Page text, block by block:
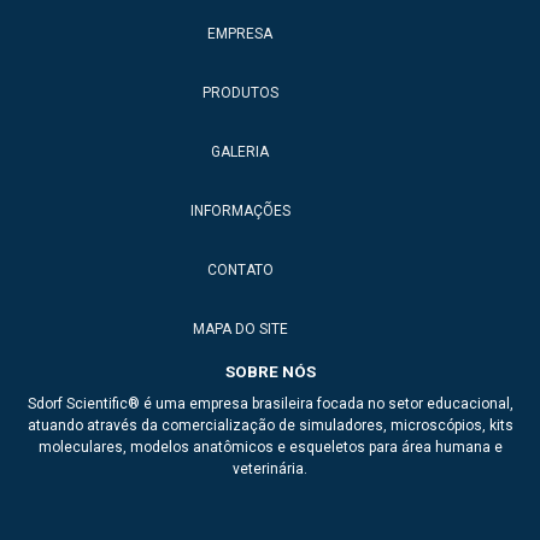
Esqueleto de cachorro
EMPRESA
PRODUTOS
GALERIA
INFORMAÇÕES
CONTATO
MAPA DO SITE
SOBRE NÓS
Sdorf Scientific® é uma empresa brasileira focada no setor educacional,
atuando através da comercialização de simuladores, microscópios, kits
moleculares, modelos anatômicos e esqueletos para área humana e
veterinária.